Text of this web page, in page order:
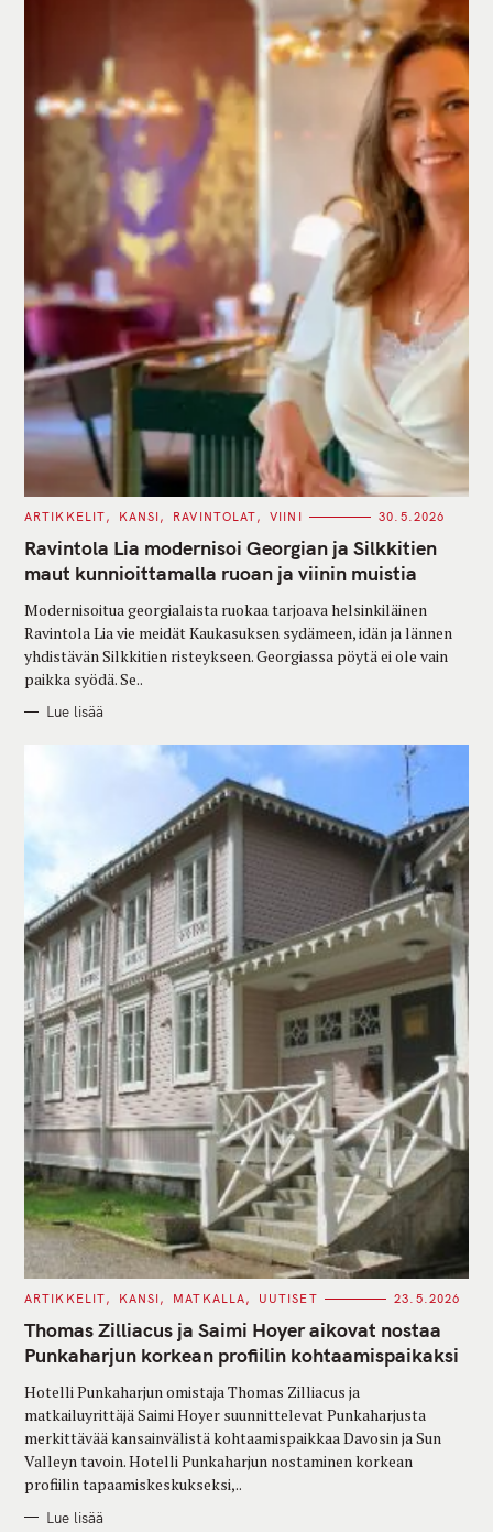
C
T
E
G
O
I
S
ARTIKKELIT KANSI RAVINTOLAT VIINI 30.5.2026
Ravintola Lia modernisoi Georgian ja Silkkitien
maut kunnioittamalla ruoan ja viinin muistia
Modernisoitua georgialaista ruokaa tarjoava helsinkiläinen
Ravintola Lia vie meidät Kaukasuksen sydämeen, idän ja lännen
yhdistävän Silkkitien risteykseen. Georgiassa pöytä ei ole vain
paikka syödä. Se..
Lue lisää
C
T
E
G
O
I
S
ARTIKKELIT KANSI MATKALLA UUTISET 23.5.2026
Thomas Zilliacus ja Saimi Hoyer aikovat nostaa
Punkaharjun korkean profiilin kohtaamispaikaksi
Hotelli Punkaharjun omistaja Thomas Zilliacus ja
matkailuyrittäjä Saimi Hoyer suunnittelevat Punkaharjusta
merkittävää kansainvälistä kohtaamispaikkaa Davosin ja Sun
Valleyn tavoin. Hotelli Punkaharjun nostaminen korkean
profiilin tapaamiskeskukseksi,..
Lue lisää